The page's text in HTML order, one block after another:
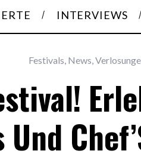
INTERVIEWS
Festivals, News,